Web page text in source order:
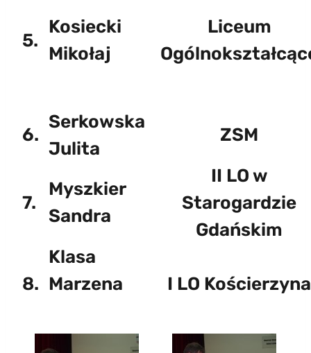
5.
Kosiecki
Mikołaj
Liceum
6.
Serkowska
Julita
ZSM
7.
Myszkier
Sandra
II LO w
Starogardzie
Gdańskim
8.
Klasa
Marzena
I LO Kościerzyna